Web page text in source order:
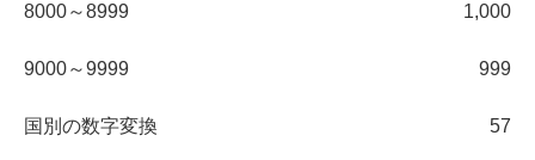
8000～8999 1,000
9000～9999 999
国別の数字変換 57